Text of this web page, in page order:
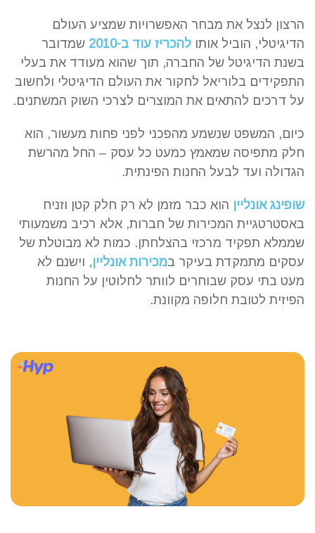
הרצון לנצל את מבחר האפשרויות שמציע העולם
הדיגיטלי, הוביל אותו להכריז עוד ב-2010
שמדובר
בשנת הדיגיטל של החברה, תוך שהוא מעודד את בעלי
התפקידים בלוריאל לחקור את העולם הדיגיטלי ולחשוב
על דרכים להתאים את המוצרים לצרכי השוק המשתנים.
כיום, המשפט שנשמע מהפכני לפני פחות מעשור, הוא
חלק מתפיסה שמאמץ כמעט כל עסק – החל מהרשת
הגדולה ועד לבעל החנות הפינתית.
שופינג אונליין הוא כבר מזמן לא רק חלק קטן וזניח
באסטרטגיית המכירות של חברות, אלא רכיב משמעותי
שממלא תפקיד מרכזי בהצלחתן. כמות לא מבוטלת של
עסקים מתמקדת בעיקר במכירות אונליין, וישנם לא
מעט בתי עסק שבוחרים לוותר לחלוטין על החנות
הפיזית לטובת חלופה מקוונת.